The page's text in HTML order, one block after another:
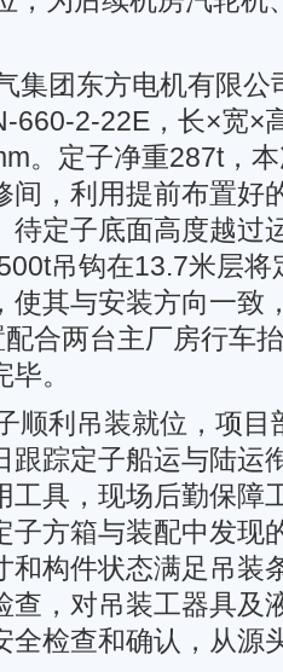
集团东方电机有限公
660-2-22E，长×宽×
。定子净重287t，
间，利用提前布置好
待定子底面高度越过
吊钩在13.7米层将
使其与安装方向一致
合两台主厂房行车
。
顺利吊装就位，项
跟踪定子船运与陆运
工具，现场后勤保障
子方箱与装配中发现
和构件状态满足吊装
查，对吊装工器具及
全检查和确认，从源